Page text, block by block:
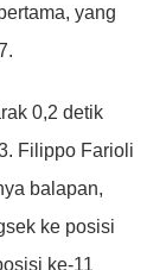
yang
0,2 detik
Filippo Farioli
balapan,
ke posisi
ke-11